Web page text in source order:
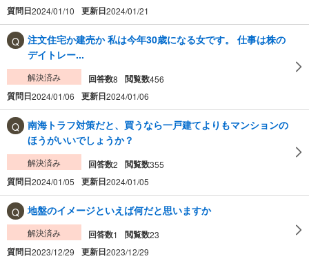
質問日2024/01/10 更新日2024/01/21
注文住宅か建売か 私は今年30歳になる女です。 仕事は株の
デイトレー...
解決済み 回答数8 閲覧数456
質問日2024/01/06 更新日2024/01/06
南海トラフ対策だと、買うなら一戸建てよりもマンションの
ほうがいいでしょうか？
解決済み 回答数2 閲覧数355
質問日2024/01/05 更新日2024/01/05
地盤のイメージといえば何だと思いますか
解決済み 回答数1 閲覧数23
質問日2023/12/29 更新日2023/12/29